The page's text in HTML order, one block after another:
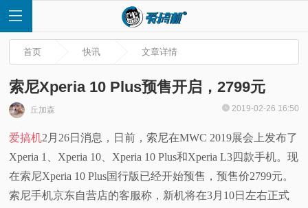
页
快
首页 快讯 文章详情
索尼Xperia 10 Plus预售开启，2799元
丘加森 2019-02-26 16:50
爱搞机2月26日消息，日前，索尼在MWC 2019展会上发布了
Xperia 1、Xperia 10、Xperia 10 Plus和Xperia L3四款手机。现
在索尼Xperia 10 Plus国行版已经开始预售，预售价2799元。
索尼手机京东自营店的客服称，新机将在3月10日左右正式